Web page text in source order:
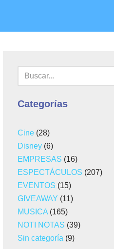
Categorías
Cine(28)
Disney(6)
EMPRESAS (16)
ESPECTÁCULOS (207)
EVENTOS (15)
GIVEAWAY (11)
MUSICA(165)
NOTI NOTAS (39)
Sin categoría (9)